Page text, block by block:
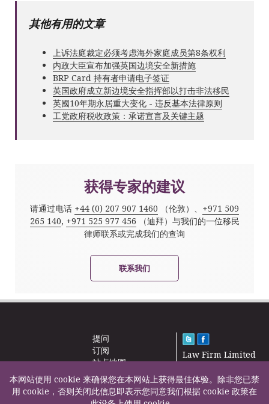
其他有用的文章
上诉法庭裁定必须考虑海外家庭成员第8条权利
内政大臣宣布加强英国边境安全新措施
BRP Card 持有者申请电子签证
英国政府成立新边境安全指挥部以打击非法移民
英國10年期永居重大变化 - 违反基本法律原则
工党政府税收政策：承诺宣言及关键主题
获得专家的建议
请通过电话 +44 (0) 207 907 1460 （伦敦）、 +971 509
265 140, +971 525 977 456 （迪拜）与我们的一位移民
律师联系或完成我们的查询
联系我们
提问
订阅
站点地图
新闻
联系我们
Law Firm Limited
本网站使用 cookie 来确保您在本网站上获得最佳体验。除非您已禁
用 cookie，否则关闭此信息即表示您同意我们根据 cookie 政策在